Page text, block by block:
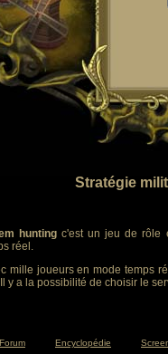
Stratégie
hunting c'est un jeu de rôle
réel.
mille joueurs en mode temps
y a la possibilité de choisir le
Forum Encyclopédie